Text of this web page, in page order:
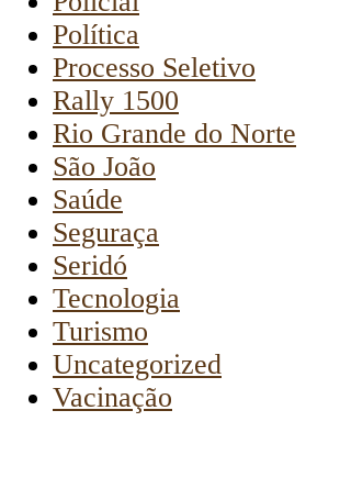
Política
Processo Seletivo
Rally 1500
Rio Grande do Norte
São João
Saúde
Seguraça
Seridó
Tecnologia
Turismo
Uncategorized
Vacinação